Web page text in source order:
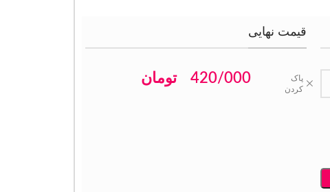
پاک
کردن
قیمت نهایی
420/000 تومان